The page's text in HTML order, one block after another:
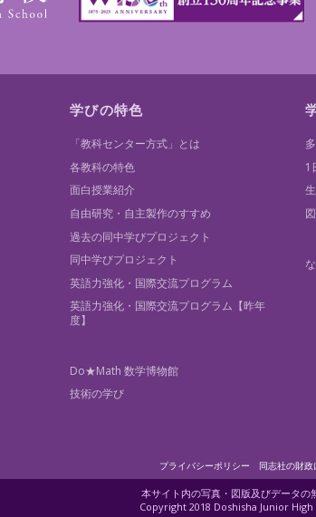
学びの特色
「教科センター方式」とは
各教科の特色
面白授業紹介
自由研究・自主製作のすすめ
過去の同中学びプロジェクト
同中学びプロジェクト
英語力強化・国際交流プログラム
英語力強化・国際交流プログラム【昨年
度】
Do★Math 数学博物館
技術の学び
1
プライバシーポリシー 同志社の財政
本サイト内の写真・図版及びデータの
Copyright 2018 Doshisha Junior